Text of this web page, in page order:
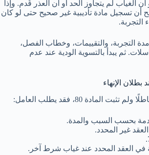
الغياب لم يتجاوز الحد أو أن العذر قُدم. وإذا
أن تسجيل مادة تأديبية غير صحيح حتى لو كان
التجربة، والتقييمات، وخطاب الفصل،
ثم يبدأ بالتسوية الودية عند عدم
بطلان الإنهاء
المادة 80، فقد يطلب العامل:
بحسب السبب والمدة.
غير المحدد.
في العقد المحدد عند غياب شرط آخر.